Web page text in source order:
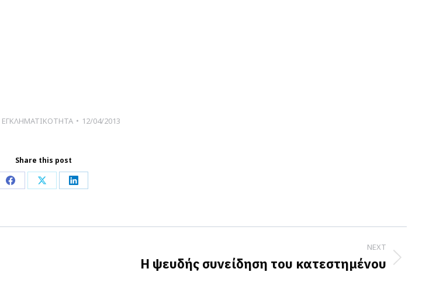
ΕΓΚΛΗΜΑΤΙΚΟΤΗΤΑ 12/04/2013
Share this post
Share
Facebook
Share
X
Share
LinkedIn
NEXT
Η ψευδής συνείδηση του κατεστημένου